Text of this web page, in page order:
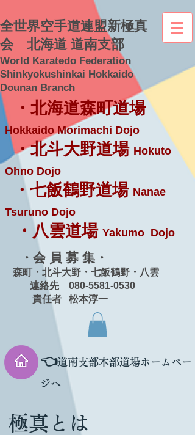
全世界空手道連盟新極真
会 北海道 道南支部
World Karatedo Federation
Shinkyokushinkai Hokkaido
Dounan Branch
・北海道森町道場
Hokkaido Morimachi Dojo
・北斗大野道場 Hokuto
Ohno Dojo
・七飯鶴野道場 Nanae
Tsuruno Dojo
・八雲道場 Yakumo Dojo
・会 員 募 集・
森町・北斗大野・七飯鶴野・八雲
連絡先 080-5581-0530
責任者 松本淳一
👈道南支部本部道場ホームペー
ジへ
極真とは